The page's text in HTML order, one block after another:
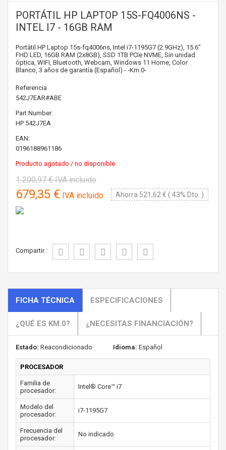
PORTÁTIL HP LAPTOP 15S-FQ4006NS -
INTEL I7 - 16GB RAM
Portátil HP Laptop 15s-fq4006ns, Intel i7-1195G7 (2.9GHz), 15.6"
FHD LED, 16GB RAM (2x8GB), SSD 1TB PCIe NVME, Sin unidad
óptica, WIFI, Bluetooth, Webcam, Windows 11 Home, Color
Blanco, 3 años de garantía (Español) - -Km.0-
Referencia
542J7EAR#ABE
Part Number:
HP 542J7EA
EAN:
0196188961186
Producto agotado / no disponible
1 200,97 €IVA incluido
679,35 € IVA incluido Ahorra 521,62 € ( 43% Dto. )
Compartir :
FICHA TÉCNICA ESPECIFICACIONES
¿QUÉ ES KM.0? ¿NECESITAS FINANCIACIÓN?
Estado: Reacondicionado Idioma: Español
PROCESADOR
Familia de
procesador:
Intel® Core™ i7
Modelo del
procesador:
i7-1195G7
Frecuencia del
procesador:
No indicado